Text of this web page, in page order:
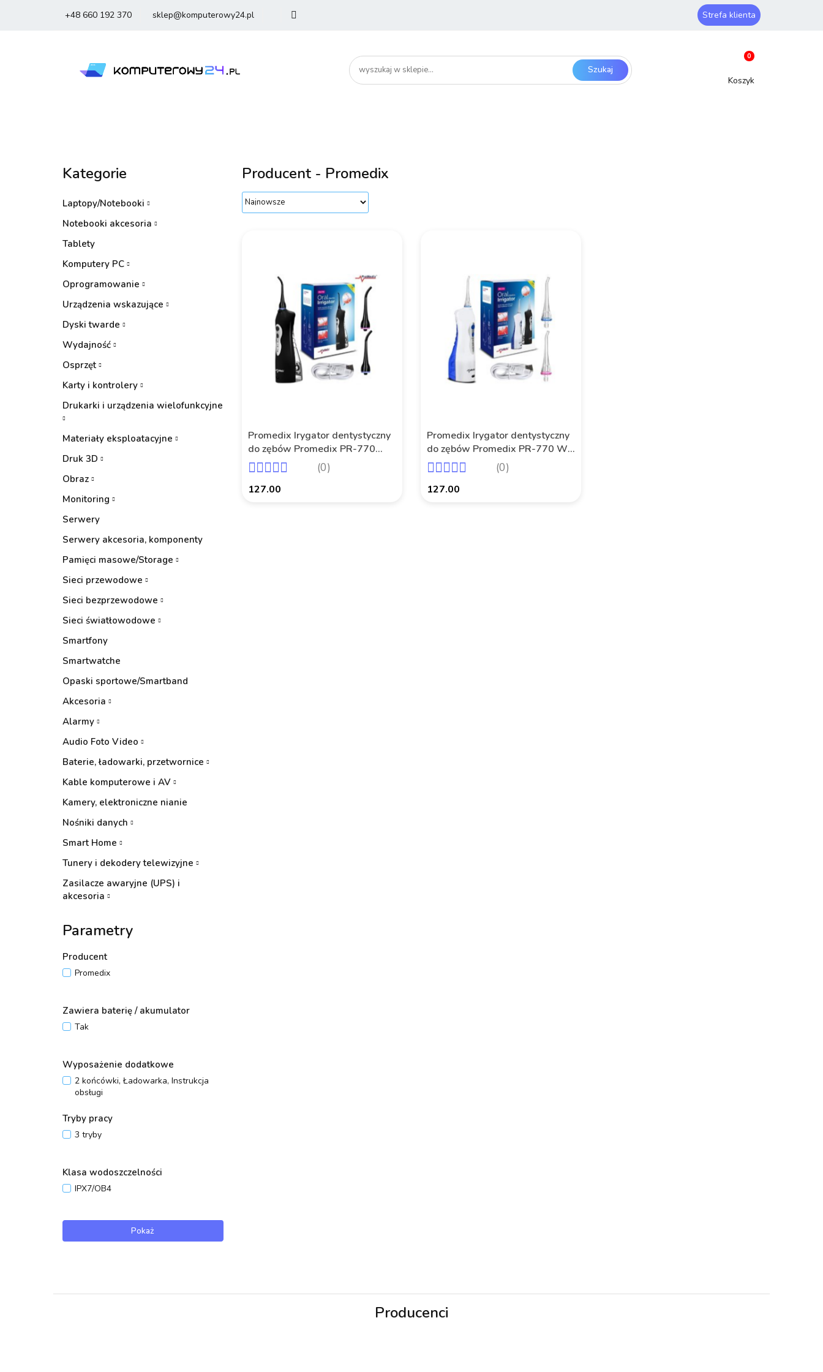
sklep@komputerowy24.pl
+48 660 192 370 Strefa klienta
Zarejestruj się
Dodaj zgłoszenie
0
Laptopy Komputery
Smartfony Bezpieczeństwo
Kategorie
Laptopy/Notebooki
Notebooki akcesoria
Tablety
Komputery PC
Oprogramowanie
Urządzenia wskazujące
Dyski twarde
Wydajność
Osprzęt
Karty i kontrolery
Drukarki i urządzenia wielofunkcyjne
Materiały eksploatacyjne
Druk 3D
Obraz
Monitoring
Serwery
Serwery akcesoria, komponenty
Pamięci masowe/Storage
Sieci przewodowe
Sieci bezprzewodowe
Sieci światłowodowe
Smartfony
Smartwatche
Opaski sportowe/Smartband
Akcesoria
Alarmy
Audio Foto Video
Baterie, ładowarki, przetwornice
Kable komputerowe i AV
Kamery, elektroniczne nianie
Nośniki danych
Smart Home
Tunery i dekodery telewizyjne
Zasilacze awaryjne (UPS) i
akcesoria
Parametry
Producent
Promedix
Zawiera baterię / akumulator
Tak
Wyposażenie dodatkowe
2 końcówki, Ładowarka, Instrukcja
obsługi
Tryby pracy
3 tryby
Klasa wodoszczelności
IPX7/OB4
Pokaż
Producent - Promedix
Promedix Irygator dentystyczny
do zębów Promedix PR-770
stomatologiczny,
bezprzewodowy, IPX7 czarny
(0)
127.00
Promedix Irygator dentystyczny
do zębów Promedix PR-770 W
stomatologiczny,
bezprzewodowy, IPX7 biały
(0)
127.00
Producenci